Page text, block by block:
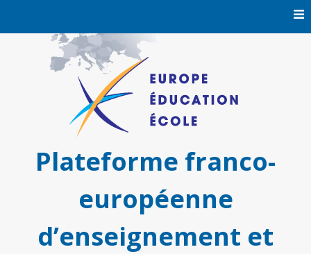
Plateforme franco-
européenne
d’enseignement et